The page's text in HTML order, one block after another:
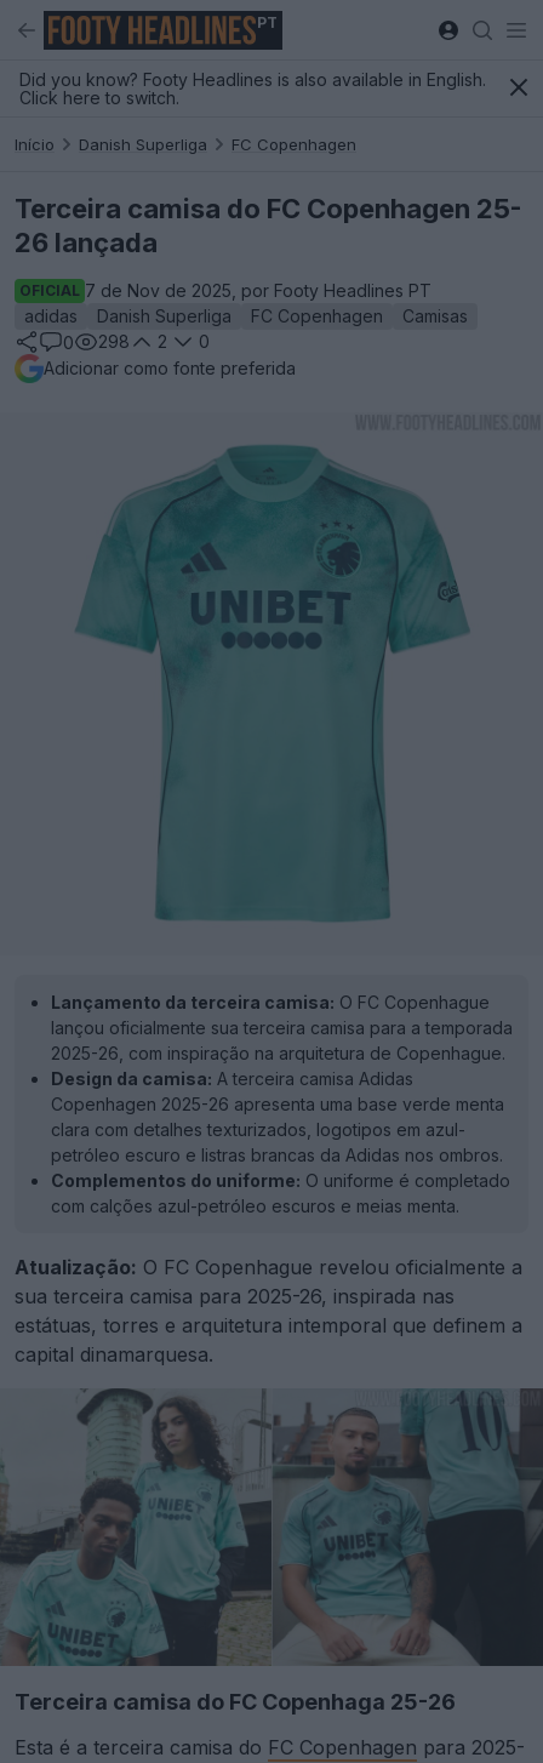
PT
Did you know? Footy Headlines is also available in English.
Click here to switch.
Início Danish Superliga FC Copenhagen
Terceira camisa do FC Copenhagen 25-
26 lançada
OFICIAL 7 de Nov de 2025, por Footy Headlines PT
adidas
Danish Superliga FC Copenhagen
Camisas
0
298 2
0
Adicionar como fonte preferida
Lançamento da terceira camisa: O FC Copenhague
lançou oficialmente sua terceira camisa para a temporada
2025-26, com inspiração na arquitetura de Copenhague.
Design da camisa: A terceira camisa Adidas
Copenhagen 2025-26 apresenta uma base verde menta
clara com detalhes texturizados, logotipos em azul-
petróleo escuro e listras brancas da Adidas nos ombros.
Complementos do uniforme: O uniforme é completado
com calções azul-petróleo escuros e meias menta.
Atualização: O FC Copenhague revelou oficialmente a
sua terceira camisa para 2025-26, inspirada nas
estátuas, torres e arquitetura intemporal que definem a
capital dinamarquesa.
Terceira camisa do FC Copenhaga 25-26
Esta é a terceira camisa do FC Copenhagen para 2025-